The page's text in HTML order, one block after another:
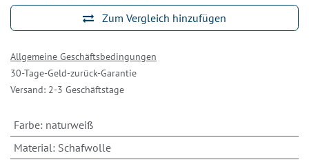
Zum Vergleich hinzufügen
Allgemeine Geschäftsbedingungen
30-Tage-Geld-zurück-Garantie
Versand: 2-3 Geschäftstage
Farbe: naturweiß
Material: Schafwolle